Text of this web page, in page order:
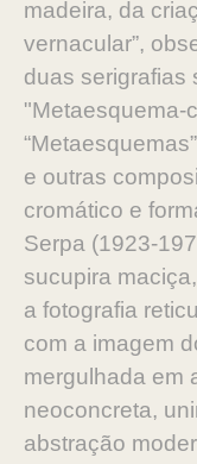
madeira, da
vernacular”,
duas serigrafias
"Metaesquema-
e outras
cromático e
Serpa (1923-
sucupira
a fotografia
com a imagem
mergulhada em
neoconcreta,
abstração